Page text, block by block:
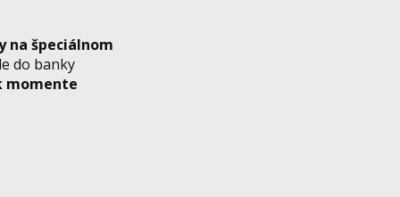
na špeciálnom
do banky
momente